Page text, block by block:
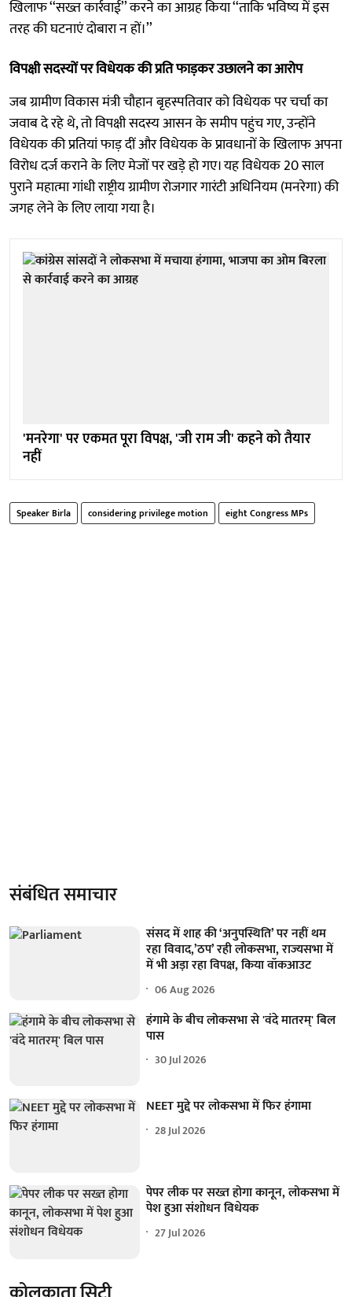
खिलाफ ‘‘सख्त कार्रवाई’’ करने का आग्रह किया ‘‘ताकि भविष्य में इस
तरह की घटनाएं दोबारा न हों।’’
विपक्षी सदस्यों पर विधेयक की प्रति फाड़कर उछालने का आरोप
जब ग्रामीण विकास मंत्री चौहान बृहस्पतिवार को विधेयक पर चर्चा का
जवाब दे रहे थे, तो विपक्षी सदस्य आसन के समीप पहुंच गए, उन्होंने
विधेयक की प्रतियां फाड़ दीं और विधेयक के प्रावधानों के खिलाफ अपना
विरोध दर्ज कराने के लिए मेजों पर खड़े हो गए। यह विधेयक 20 साल
पुराने महात्मा गांधी राष्ट्रीय ग्रामीण रोजगार गारंटी अधिनियम (मनरेगा) की
जगह लेने के लिए लाया गया है।
'मनरेगा' पर एकमत पूरा विपक्ष, 'जी राम जी' कहने को तैयार
नहीं
Speaker Birla considering privilege motion eight Congress MPs
संबंधित समाचार
संसद में शाह की ‘अनुपस्थिति’ पर नहीं थम
रहा विवाद,’ठप’ रही लोकसभा, राज्यसभा में
में भी अड़ा रहा विपक्ष, किया वॉकआउट
06 Aug 2026
हंगामे के बीच लोकसभा से 'वंदे मातरम्' बिल
पास
30 Jul 2026
NEET मुद्दे पर लोकसभा में फिर हंगामा
28 Jul 2026
पेपर लीक पर सख्त होगा कानून, लोकसभा में
पेश हुआ संशोधन विधेयक
27 Jul 2026